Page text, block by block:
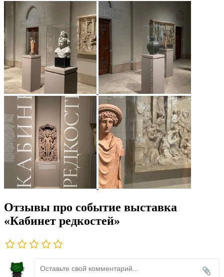
Отзывы про событие выставка
«Кабинет редкостей»